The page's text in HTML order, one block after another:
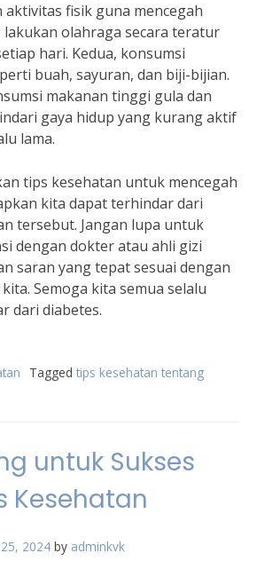
fisik guna mencegah
lakukan olahraga secara teratur
hari. Kedua, konsumsi
buah, sayuran, dan biji-bijian.
makanan tinggi gula dan
gaya hidup yang kurang aktif
lama.
tips kesehatan untuk mencegah
kita dapat terhindar dari
tersebut. Jangan lupa untuk
dengan dokter atau ahli gizi
saran yang tepat sesuai dengan
Semoga kita semua selalu
dari diabetes.
Tagged tips kesehatan tentang
untuk Sukses
Kesehatan
2024 by adminkvk